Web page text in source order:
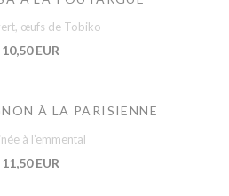
œufs de Tobiko
10,50 EUR
À LA PARISIENNE
à l’emmental
11,50 EUR